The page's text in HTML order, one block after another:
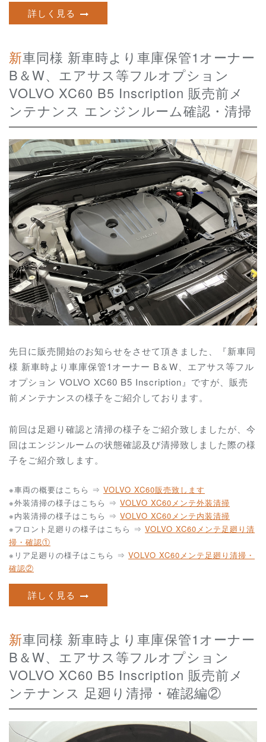
詳しく見る
新車同様 新車時より車庫保管1オーナー
B＆W、エアサス等フルオプション
VOLVO XC60 B5 Inscription 販売前メ
ンテナンス エンジンルーム確認・清掃
先日に販売開始のお知らせをさせて頂きました、『新車同
様 新車時より車庫保管1オーナー B＆W、エアサス等フル
オプション VOLVO XC60 B5 Inscription』ですが、販売
前メンテナンスの様子をご紹介しております。
前回は足廻り確認と清掃の様子をご紹介致しましたが、今
回はエンジンルームの状態確認及び清掃致しました際の様
子をご紹介致します。
※車両の概要はこちら ⇒ VOLVO XC60販売致します
※外装清掃の様子はこちら ⇒ VOLVO XC60メンテ外装清掃
※内装清掃の様子はこちら ⇒ VOLVO XC60メンテ内装清掃
※フロント足廻りの様子はこちら ⇒ VOLVO XC60メンテ足廻り清
掃・確認①
※リア足廻りの様子はこちら ⇒ VOLVO XC60メンテ足廻り清掃・
確認②
詳しく見る
新車同様 新車時より車庫保管1オーナー
B＆W、エアサス等フルオプション
VOLVO XC60 B5 Inscription 販売前メ
ンテナンス 足廻り清掃・確認編②